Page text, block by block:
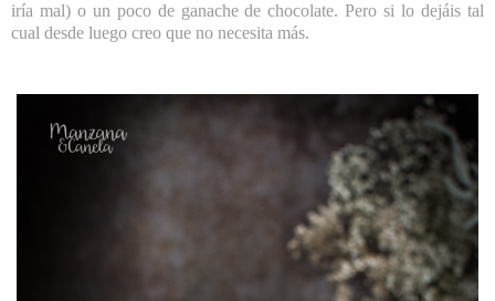
iría mal) o un poco de ganache de chocolate. Pero si lo dejáis tal
cual desde luego creo que no necesita más.